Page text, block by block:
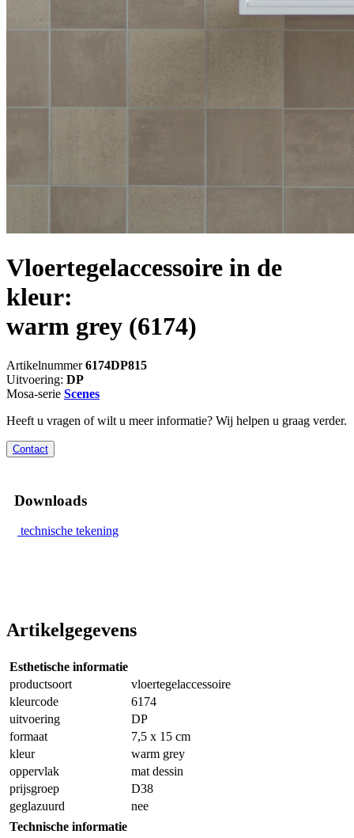
Vloertegelaccessoire in de
kleur:
warm grey (6174)
Artikelnummer6174DP815
Uitvoering: DP
Mosa-serie Scenes
Heeft u vragen of wilt u meer informatie? Wij helpen u graag verder.
Contact
Downloads
technische tekening
Artikelgegevens
Esthetische informatie
productsoort
vloertegelaccessoire
kleurcode
6174
uitvoering
DP
formaat
7,5 x 15 cm
kleur
warm grey
oppervlak
mat dessin
prijsgroep
D38
geglazuurd
nee
Technische informatie